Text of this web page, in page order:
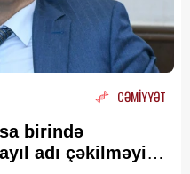
CƏMİYYƏT
birində
adı çəkilməyib